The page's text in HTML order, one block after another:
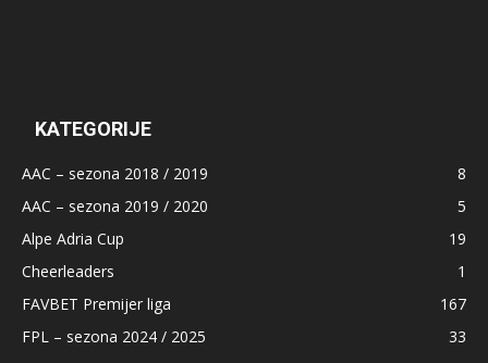
KATEGORIJE
AAC – sezona 2018 / 2019
8
AAC – sezona 2019 / 2020
5
Alpe Adria Cup
19
Cheerleaders
1
FAVBET Premijer liga
167
FPL – sezona 2024 / 2025
33